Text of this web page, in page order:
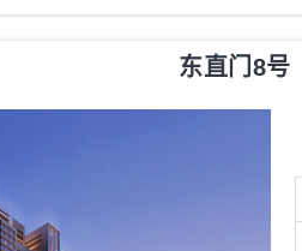
东直门8号